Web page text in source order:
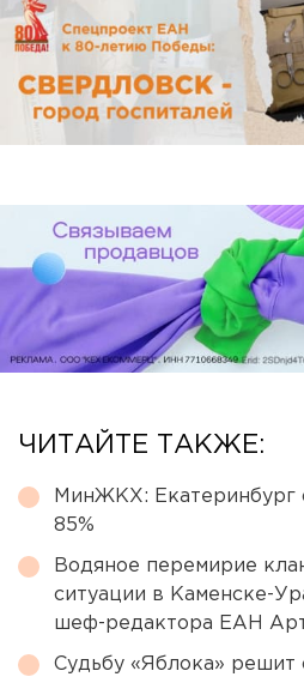
ЧИТАЙТЕ ТАКЖЕ:
МинЖКХ: Екатеринбург
85%
Водяное перемирие
ситуации в Каменске-
шеф-редактора ЕАН
Судьбу «Яблока» решит